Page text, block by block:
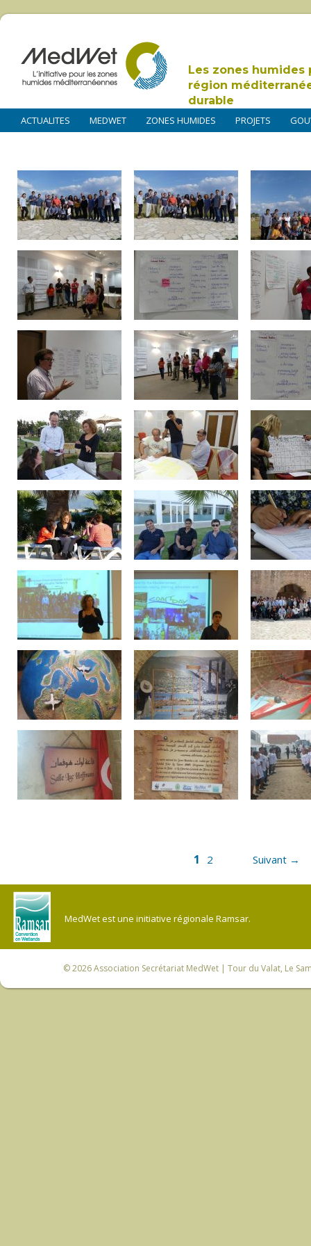
Les zones humides
région
durable
ACTUALITES MEDWET ZONES HUMIDES PROJETS
1 2 Suivant →
MedWet est une initiative régionale Ramsar.
© 2026Association Secrétariat MedWet | Tour du Valat, Le